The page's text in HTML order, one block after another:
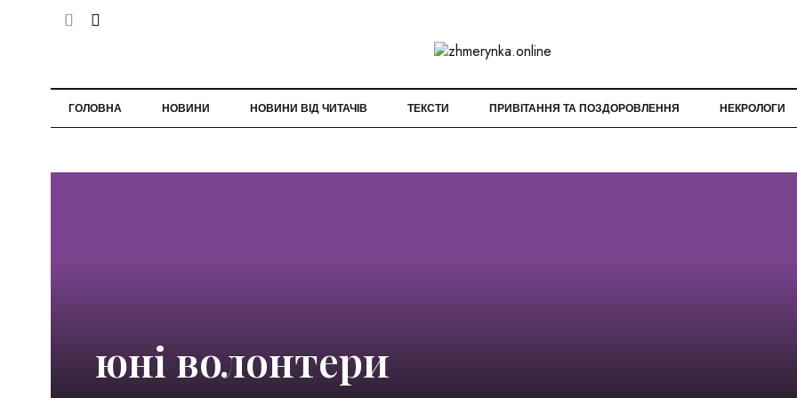
ГОЛОВНА НОВИНИ НОВИНИ ВІД ЧИТАЧІВ ТЕКСТИ ПРИВІТАННЯ ТА ПОЗДОРОВЛЕННЯ НЕКРОЛОГИ
юні волонтери